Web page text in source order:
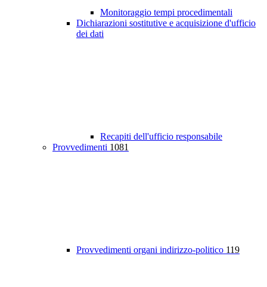
Monitoraggio tempi procedimentali
Dichiarazioni sostitutive e acquisizione d'ufficio
dei dati
Recapiti dell'ufficio responsabile
Provvedimenti 1081
Provvedimenti organi indirizzo-politico 119